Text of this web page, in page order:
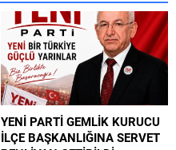
YENİ PARTİ GEMLİK KURUCU
İLÇE BAŞKANLIĞINA SERVET